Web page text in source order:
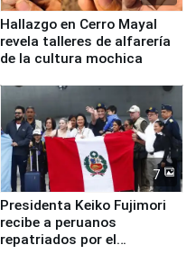
Hallazgo en Cerro Mayal
revela talleres de alfarería
de la cultura mochica
7
Presidenta Keiko Fujimori
recibe a peruanos
repatriados por el